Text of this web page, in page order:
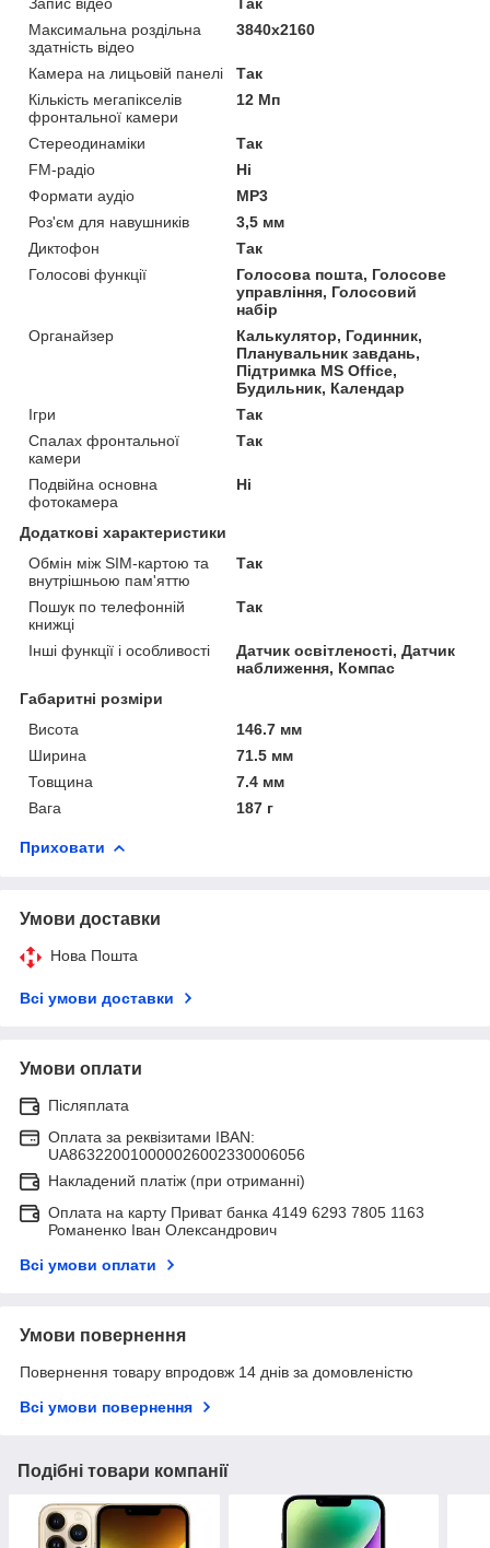
Максимальна роздільна
здатність відео
3840x2160
Камера на лицьовій панелі
Так
Кількість мегапікселів
фронтальної камери
12 Мп
Стереодинаміки
Так
FM-радіо
Ні
Формати аудіо
MP3
Роз'єм для навушників
3,5 мм
Диктофон
Так
Голосові функції
Голосова пошта, Голосове
управління, Голосовий
набір
Органайзер
Калькулятор, Годинник,
Планувальник завдань,
Підтримка MS Office,
Будильник, Календар
Ігри
Так
Спалах фронтальної
камери
Так
Подвійна основна
фотокамера
Ні
Додаткові характеристики
Обмін між SIM-картою та
внутрішньою пам'яттю
Так
Пошук по телефонній
книжці
Так
Інші функції і особливості
Датчик освітленості, Датчик
наближення, Компас
Габаритні розміри
Висота
146.7 мм
Ширина
71.5 мм
Товщина
7.4 мм
Вага
187 г
Приховати
Умови доставки
Нова Пошта
Всі умови доставки
Умови оплати
Післяплата
Оплата за реквізитами IBAN:
UA863220010000026002330006056
Накладений платіж (при отриманні)
Оплата на карту Приват банка 4149 6293 7805 1163
Романенко Іван Олександрович
Всі умови оплати
Умови повернення
Повернення товару впродовж 14 днів за домовленістю
Всі умови повернення
Подібні товари компанії